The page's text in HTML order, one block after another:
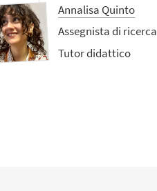
Annalisa Quinto
Assegnista di ricerca
Tutor didattico